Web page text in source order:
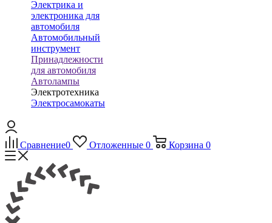
Электрика и
электроника для
автомобиля
Автомобильный
инструмент
Принадлежности
для автомобиля
Автолампы
Электротехника
Электросамокаты
Сравнение0 Отложенные 0 Корзина 0